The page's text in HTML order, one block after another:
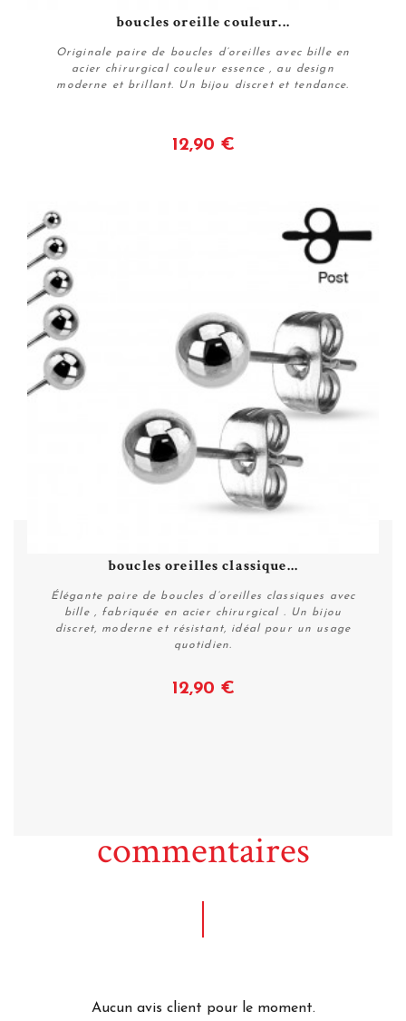
boucles oreille couleur...
Originale paire de boucles d’oreilles avec bille en
acier chirurgical couleur essence , au design
moderne et brillant. Un bijou discret et tendance.
12,90 €
boucles oreilles classique...
Élégante paire de boucles d’oreilles classiques avec
bille , fabriquée en acier chirurgical . Un bijou
discret, moderne et résistant, idéal pour un usage
quotidien.
12,90 €
commentaires
Aucun avis client pour le moment.